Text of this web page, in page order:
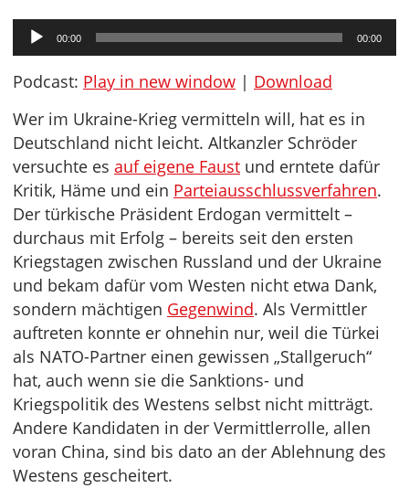
Audio-
Player
00:00 00:00
Podcast: Play in new window | Download
Wer im Ukraine-Krieg vermitteln will, hat es in
Deutschland nicht leicht. Altkanzler Schröder
versuchte es auf eigene Faust und erntete dafür
Kritik, Häme und ein Parteiausschlussverfahren.
Der türkische Präsident Erdogan vermittelt –
durchaus mit Erfolg – bereits seit den ersten
Kriegstagen zwischen Russland und der Ukraine
und bekam dafür vom Westen nicht etwa Dank,
sondern mächtigen Gegenwind. Als Vermittler
auftreten konnte er ohnehin nur, weil die Türkei
als NATO-Partner einen gewissen „Stallgeruch“
hat, auch wenn sie die Sanktions- und
Kriegspolitik des Westens selbst nicht mitträgt.
Andere Kandidaten in der Vermittlerrolle, allen
voran China, sind bis dato an der Ablehnung des
Westens gescheitert.